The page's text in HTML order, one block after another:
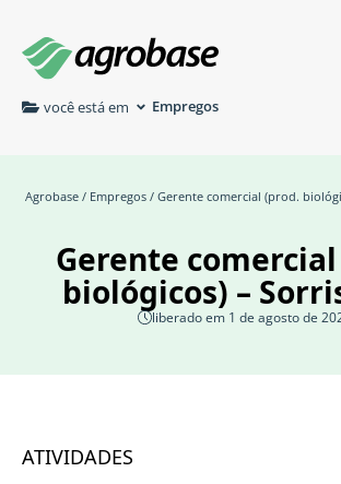
você está em Empregos
Agrobase / Empregos / Gerente comercial (prod.
Gerente
biológicos) –
liberado em 1 de agosto de
ATIVIDADES